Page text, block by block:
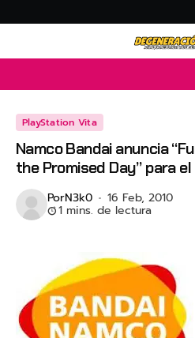
PlayStation Vita
Namco Bandai anuncia
the Promised Day” para el
PorN3k0 16 Feb, 2010
1 mins. de lectura